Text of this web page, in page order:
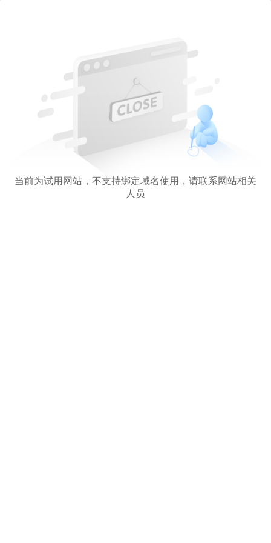
当前为试用网站，不支持绑定域名使用，请联系网站相关
人员